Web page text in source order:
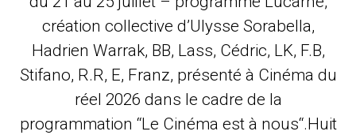
création collective d’Ulysse Sorabella,
Hadrien Warrak, BB, Lass, Cédric, LK, F.B,
Stifano, R.R, E, Franz, présenté à Cinéma du
réel 2026 dans le cadre de la
programmation “Le Cinéma est à nous“.Huit